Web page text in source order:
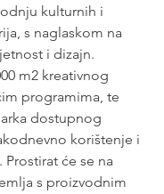
kulturnih i
s naglaskom na
i dizajn.
m2 kreativnog
programima, te
dostupnog
korištenje i
Prostirat će se na
s proizvodnim